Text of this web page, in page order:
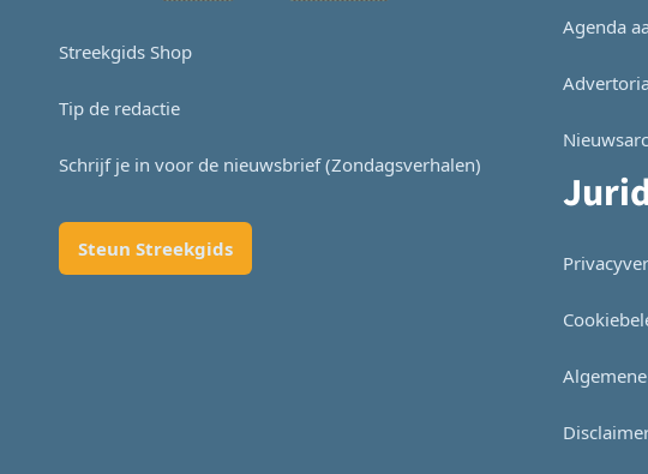
Streekgids Shop
Tip de redactie
Schrijf je in voor de nieuwsbrief (Zondagsverhalen)
Steun Streekgids
Agenda